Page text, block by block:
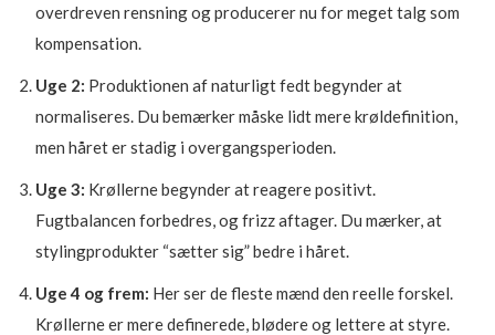
overdreven rensning og producerer nu for meget talg som
kompensation.
Uge 2: Produktionen af naturligt fedt begynder at
normaliseres. Du bemærker måske lidt mere krøldefinition,
men håret er stadig i overgangsperioden.
Uge 3: Krøllerne begynder at reagere positivt.
Fugtbalancen forbedres, og frizz aftager. Du mærker, at
stylingprodukter “sætter sig” bedre i håret.
Uge 4 og frem: Her ser de fleste mænd den reelle forskel.
Krøllerne er mere definerede, blødere og lettere at styre.